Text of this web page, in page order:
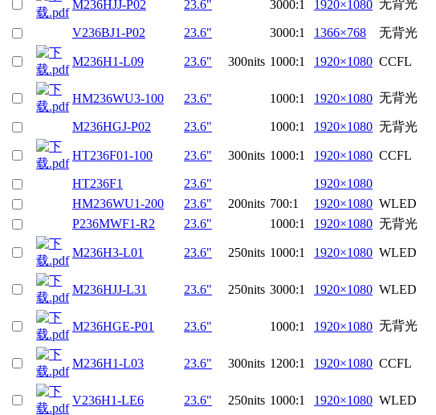
M236HJJ-P02 23.6" 3000:1 1920×1080 无背光
V236BJ1-P02 23.6" 3000:1 1366×768 无背光
M236H1-L09 23.6" 300nits 1000:1 1920×1080 CCFL
HM236WU3-100 23.6" 1000:1 1920×1080 无背光
M236HGJ-P02 23.6" 1000:1 1920×1080 无背光
HT236F01-100 23.6" 300nits 1000:1 1920×1080 CCFL
HT236F1 23.6" 1920×1080
HM236WU1-200
23.6" 200nits 700:1 1920×1080 WLED
P236MWF1-R2
23.6" 1000:1 1920×1080 无背光
M236H3-L01 23.6" 250nits 1000:1 1920×1080 WLED
M236HJJ-L31 23.6" 250nits 3000:1 1920×1080 WLED
M236HGE-P01 23.6" 1000:1 1920×1080 无背光
M236H1-L03 23.6" 300nits 1200:1 1920×1080 CCFL
V236H1-LE6 23.6" 250nits 1000:1 1920×1080 WLED